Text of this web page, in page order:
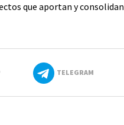
que aportan y consolidan
TELEGRAM